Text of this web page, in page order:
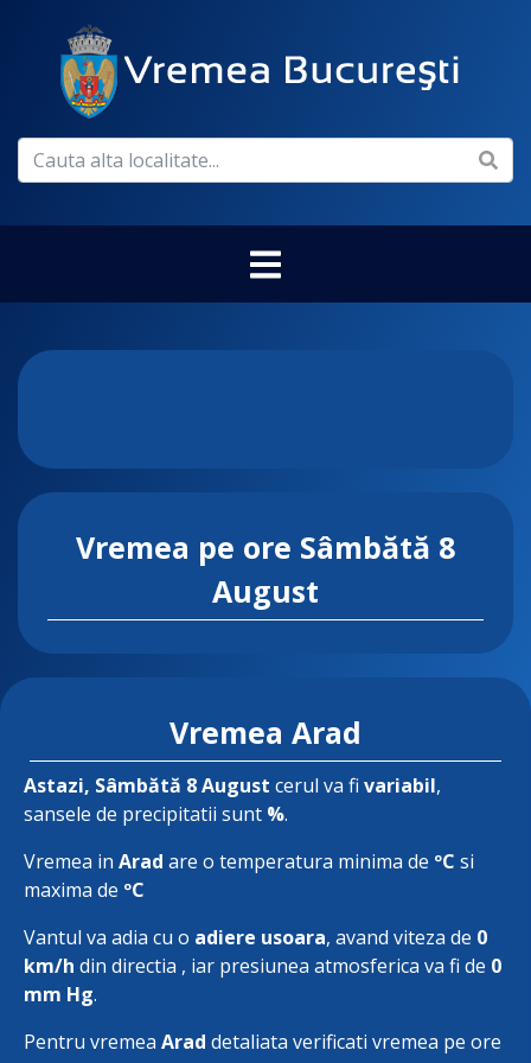
Vremea pe ore Sâmbătă 8
August
Vremea Arad
Astazi, Sâmbătă 8 August cerul va fi variabil,
sansele de precipitatii sunt %.
Vremea in Arad are o temperatura minima de ºC si
maxima de ºC
Vantul va adia cu o adiere usoara, avand viteza de 0
km/h din directia , iar presiunea atmosferica va fi de 0
mm Hg.
Pentru vremea Arad detaliata verificati vremea pe ore